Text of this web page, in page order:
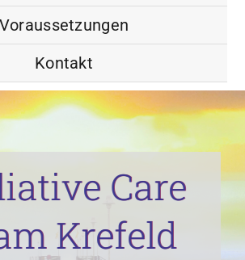
Voraussetzungen
Kontakt
Care
Krefeld